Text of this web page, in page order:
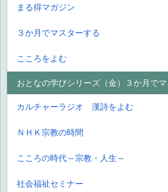
まる得マガジン
３か月でマスターする
こころをよむ
おとなの学びシリーズ（金）３か月で
カルチャーラジオ 漢詩をよむ
ＮＨＫ宗教の時間
こころの時代～宗教・人生～
社会福祉セミナー